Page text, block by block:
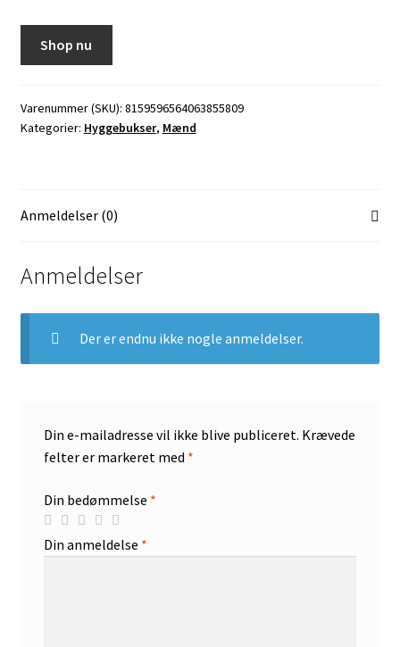
149,95 kr..127,46 kr..
Shop nu
Varenummer (SKU): 8159596564063855809
Kategorier: Hyggebukser, Mænd
Anmeldelser (0)
Anmeldelser
Der er endnu ikke nogle anmeldelser.
Din e-mailadresse vil ikke blive publiceret. Krævede
felter er markeret med *
Din bedømmelse *
Din anmeldelse *